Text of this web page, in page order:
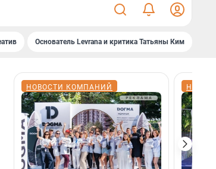
Основатель Levrana и критика Татьяны Ким
НОВОСТИ КОМПАНИЙ